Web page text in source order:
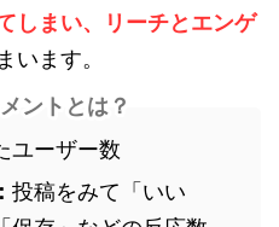
しまい、リーチとエンゲ
います。
ントとは？
ユーザー数
投稿をみて「いい